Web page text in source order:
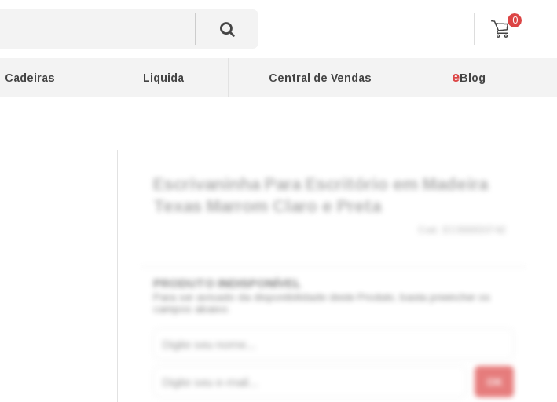
0
Cadeiras Liquida Central de Vendas eBlog
Escrivaninha Para Escritório em Madeira
Texas Marrom Claro e Preta
Para ser avisado da disponibilidade deste Produto, basta preencher os
campos abaixo.